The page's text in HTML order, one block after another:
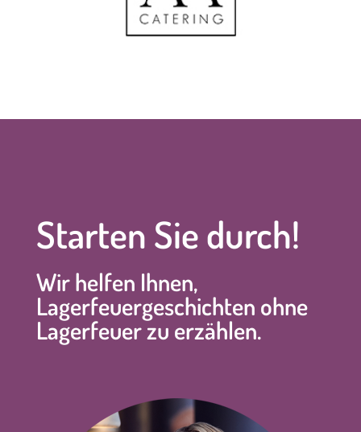
Starten Sie durch!
Wir helfen Ihnen,
Lagerfeuergeschichten ohne
Lagerfeuer zu erzählen.